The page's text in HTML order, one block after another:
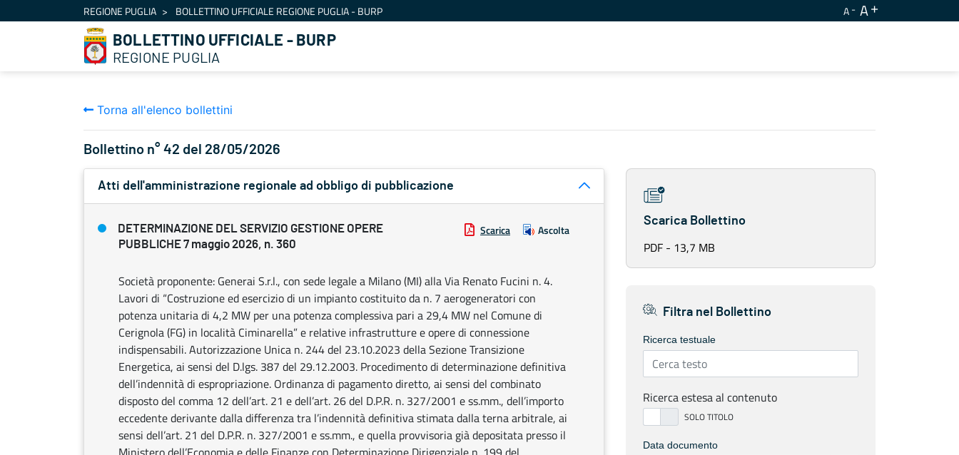
Salta al contenutoREGIONE PUGLIA BOLLETTINO UFFICIALE REGIONE PUGLIA - BURP A A
BOLLETTINO UFFICIALE - BURP
REGIONE PUGLIA
Torna all'elenco bollettini
Bollettino n° 42 del 28/05/2026
Atti dell'amministrazione regionale ad obbligo di pubblicazione
DETERMINAZIONE DEL SERVIZIO GESTIONE OPERE
PUBBLICHE 7 maggio 2026, n. 360
Scarica Ascolta
Società proponente: Generai S.r.l., con sede legale a Milano (MI) alla Via Renato Fucini n. 4.
Lavori di “Costruzione ed esercizio di un impianto costituito da n. 7 aerogeneratori con
potenza unitaria di 4,2 MW per una potenza complessiva pari a 29,4 MW nel Comune di
Cerignola (FG) in località Ciminarella” e relative infrastrutture e opere di connessione
indispensabili. Autorizzazione Unica n. 244 del 23.10.2023 della Sezione Transizione
Energetica, ai sensi del D.lgs. 387 del 29.12.2003. Procedimento di determinazione definitiva
dell’indennità di espropriazione. Ordinanza di pagamento diretto, ai sensi del combinato
disposto del comma 12 dell’art. 21 e dell’art. 26 del D.P.R. n. 327/2001 e ss.mm., dell’importo
eccedente derivante dalla differenza tra l’indennità definitiva stimata dalla terna arbitrale, ai
sensi dell’art. 21 del D.P.R. n. 327/2001 e ss.mm., e quella provvisoria già depositata presso il
Scarica Bollettino
PDF - 13,7 MB
Filtra nel Bollettino
Ricerca testuale
Ricerca estesa al contenuto
Data documento